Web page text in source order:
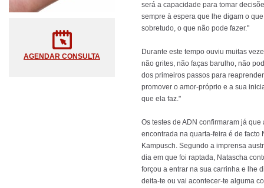
será a capacidade para tomar
sempre à espera que lhe digam o
sobretudo, o que não pode fazer."
Durante este tempo ouviu muitas
não grites, não faças barulho, não
dos primeiros passos para
promover o amor-próprio e a sua
que ela faz."
Os testes de ADN confirmaram já que
encontrada na quarta-feira é de facto
Kampusch. Segundo a imprensa
dia em que foi raptada, Natascha
forçou a entrar na sua carrinha e lhe
deita-te ou vai acontecer-te alguma
AGENDAR CONSULTA